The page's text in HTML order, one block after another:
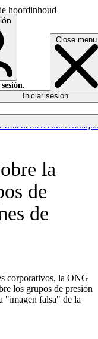
hoofdinhoud
Close menu
EventosTrabajos
Iniciar sesión
la
de
de
corporativos, la ONG
los grupos de presión
"imagen falsa" de la